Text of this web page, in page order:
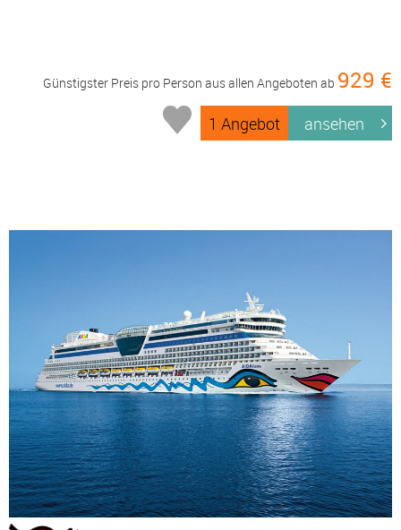
Günstigster Preis pro Person aus allen Angeboten ab 929 €
1 Angebot ansehen